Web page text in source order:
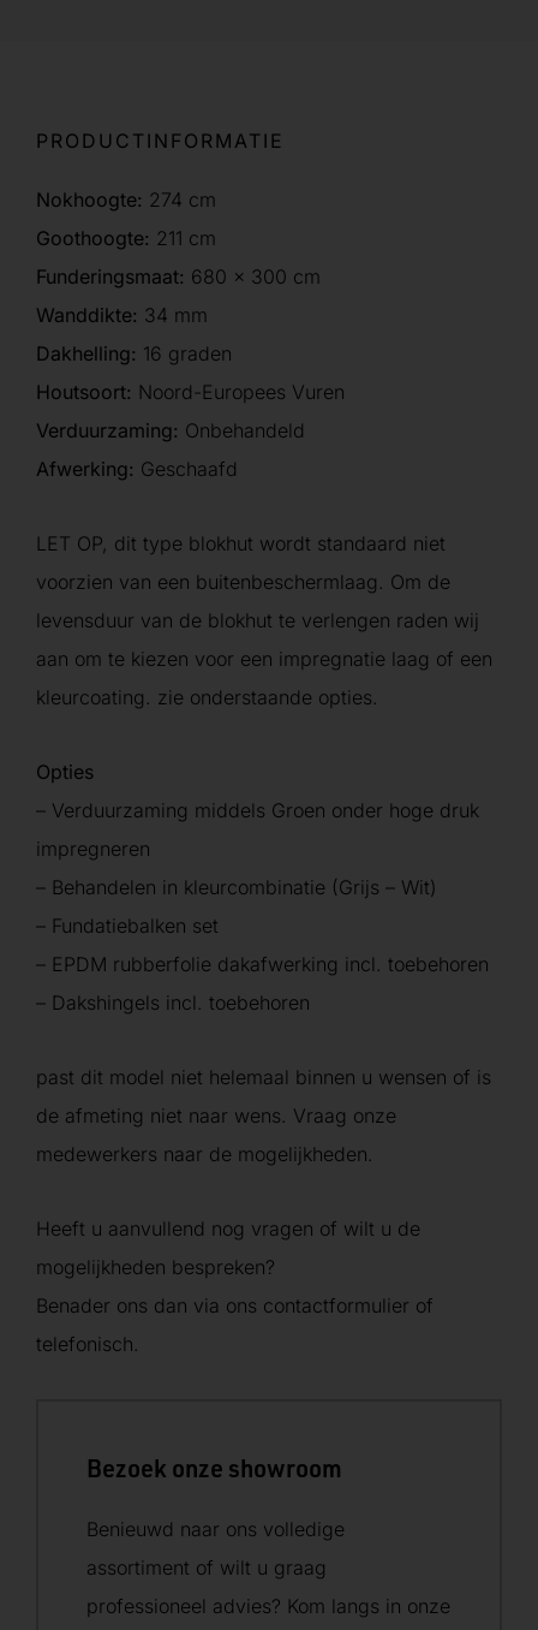
PRODUCTINFORMATIE
Nokhoogte: 274 cm
Goothoogte: 211 cm
Funderingsmaat: 680 x 300 cm
Wanddikte: 34 mm
Dakhelling: 16 graden
Houtsoort: Noord-Europees Vuren
Verduurzaming: Onbehandeld
Afwerking: Geschaafd
LET OP, dit type blokhut wordt standaard niet
voorzien van een buitenbeschermlaag. Om de
levensduur van de blokhut te verlengen raden wij
aan om te kiezen voor een impregnatie laag of een
kleurcoating. zie onderstaande opties.
Opties
– Verduurzaming middels Groen onder hoge druk
impregneren
– Behandelen in kleurcombinatie (Grijs – Wit)
– Fundatiebalken set
– EPDM rubberfolie dakafwerking incl. toebehoren
– Dakshingels incl. toebehoren
past dit model niet helemaal binnen u wensen of is
de afmeting niet naar wens. Vraag onze
medewerkers naar de mogelijkheden.
Heeft u aanvullend nog vragen of wilt u de
mogelijkheden bespreken?
Benader ons dan via ons contactformulier of
telefonisch.
Bezoek onze showroom
Benieuwd naar ons volledige
assortiment of wilt u graag
professioneel advies? Kom langs in onze